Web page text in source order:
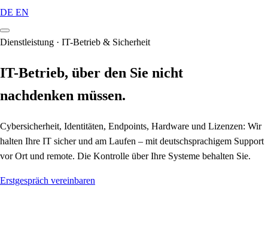
DE EN
Dienstleistung · IT-Betrieb & Sicherheit
IT-Betrieb, über den Sie nicht
nachdenken müssen.
Cybersicherheit, Identitäten, Endpoints, Hardware und Lizenzen: Wir
halten Ihre IT sicher und am Laufen – mit deutschsprachigem Support
vor Ort und remote. Die Kontrolle über Ihre Systeme behalten Sie.
Erstgespräch vereinbaren